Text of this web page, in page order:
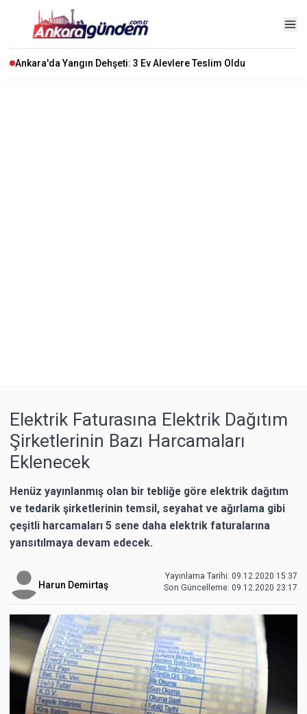
Ankara'da Yangın Dehşeti: 3 Ev Alevlere Teslim Oldu
Elektrik Faturasına Elektrik Dağıtım
Şirketlerinin Bazı Harcamaları
Eklenecek
Henüz yayınlanmış olan bir tebliğe göre elektrik dağıtım
ve tedarik şirketlerinin temsil, seyahat ve ağırlama gibi
çeşitli harcamaları 5 sene daha elektrik faturalarına
yansıtılmaya devam edecek.
Harun Demirtaş
Yayınlama Tarihi: 09.12.2020 15:37
Son Güncelleme: 09.12.2020 23:17